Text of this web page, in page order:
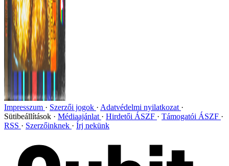
Impresszum Szerzői jogok
Adatvédelmi nyilatkozat
Sütibeállítások
Médiaajánlat Hirdetői ÁSZF
Támogatói ÁSZF
RSS
Szerzőinknek Írj nekünk